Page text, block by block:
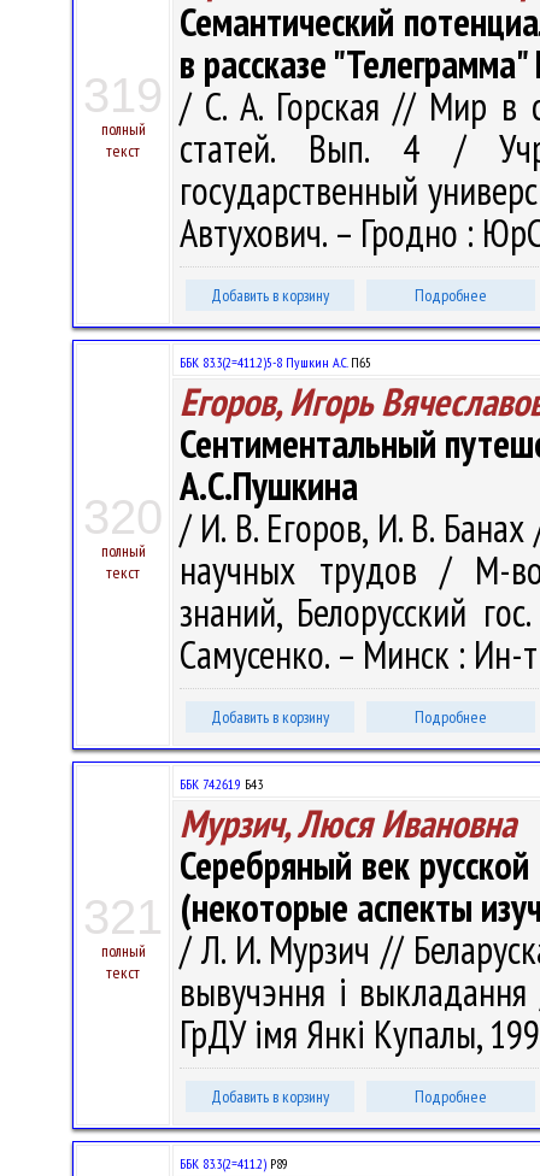
319
полный
текст
Семантический
в рассказе "Телеграмма"
/ С. А. Горская // Мир в
статей. Вып. 4 /
государственный
Автухович. – Гродно :
Добавить в корзину Подробнее
320
полный
текст
ББК 83.3(2=411.2)5-8 Пушкин А.С.П65
Егоров, Игорь
Сентиментальный
А.С.Пушкина
/ И. В. Егоров, И. В.
научных трудов / М-
знаний, Белорусский
Самусенко. – Минск : Ин-
Добавить в корзину Подробнее
321
полный
текст
ББК 74.261.9 Б43
Мурзич, Люся Ивановна
Серебряный век
(некоторые аспекты
/ Л. И. Мурзич //
вывучэння і
ГрДУ імя Янкі Купалы,
Добавить в корзину Подробнее
ББК 83.3(2=411.2) Р89